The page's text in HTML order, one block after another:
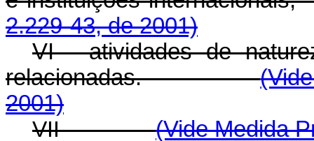
2.229-43, de 2001)
VI - atividades de
relacionadas.
2001)
VII -(Vide Medida